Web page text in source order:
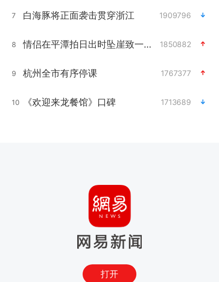
7 白海豚将正面袭击贯穿浙江 1909796
8 情侣在平潭拍日出时坠崖致一死一伤 1850882
9 杭州全市有序停课 1767377
10 《欢迎来龙餐馆》口碑 1713689
打开